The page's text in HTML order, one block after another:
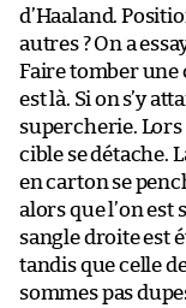
d’Haaland.
autres ? On a
Faire tomber une
est là. Si on s’y
supercherie.
cible se détache.
en carton se
alors que l’on est
sangle droite est
tandis que celle
sommes pas